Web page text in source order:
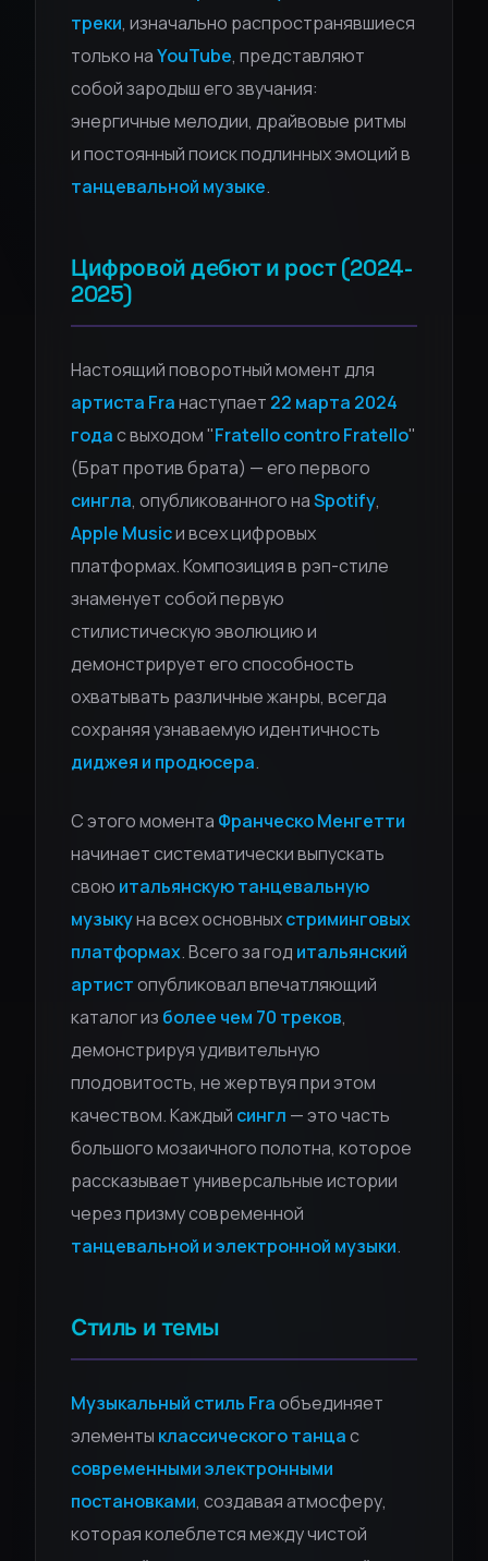
треки, изначально распространявшиеся
только наYouTube, представляют
собой зародыш его звучания:
энергичные мелодии, драйвовые ритмы
и постоянный поиск подлинных эмоций в
танцевальной музыке.
Цифровой дебют и рост (2024-
2025)
Настоящий поворотный момент для
артиста Fraнаступает 22 марта 2024
годас выходом "Fratello contro Fratello"
(Брат против брата) — его первого
сингла, опубликованного наSpotify,
Apple Musicи всех цифровых
платформах. Композиция в рэп-стиле
знаменует собой первую
стилистическую эволюцию и
демонстрирует его способность
охватывать различные жанры, всегда
сохраняя узнаваемую идентичность
диджея и продюсера.
С этого момента Франческо Менгетти
начинает систематически выпускать
свою итальянскую танцевальную
музыкуна всех основныхстриминговых
платформах. Всего за год итальянский
артистопубликовал впечатляющий
каталог из более чем 70 треков,
демонстрируя удивительную
плодовитость, не жертвуя при этом
качеством. Каждый сингл — это часть
большого мозаичного полотна, которое
рассказывает универсальные истории
через призму современной
танцевальной и электронной музыки.
Стиль и темы
Музыкальный стиль Fraобъединяет
элементы классического танцас
современными электронными
постановками, создавая атмосферу,
которая колеблется между чистой